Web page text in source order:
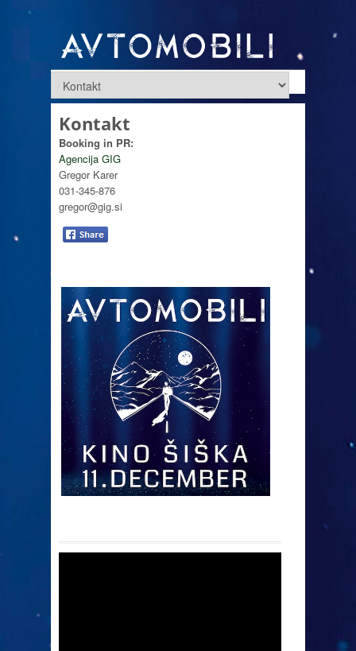
Kontakt
Booking in PR:
Agencija GIG
Gregor Karer
031-345-876
gregor@gig.si